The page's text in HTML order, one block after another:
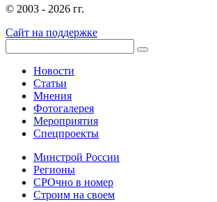
© 2003 - 2026 гг.
Сайт на поддержке
Новости
Статьи
Мнения
Фотогалерея
Мероприятия
Спецпроекты
Минстрой России
Регионы
СРОчно в номер
Строим на своем